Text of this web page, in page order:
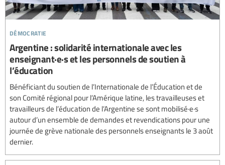
démocratie
Argentine : solidarité internationale avec les
enseignant·e·s et les personnels de soutien à
l’éducation
Bénéficiant du soutien de l’Internationale de l’Éducation et de
son Comité régional pour l’Amérique latine, les travailleuses et
travailleurs de l’éducation de l’Argentine se sont mobilisé·e·s
autour d’un ensemble de demandes et revendications pour une
journée de grève nationale des personnels enseignants le 3 août
dernier.